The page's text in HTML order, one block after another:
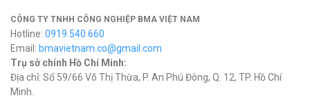
CÔNG TY TNHH CÔNG NGHIỆP BMA VIỆT NAM
Hotline: 0919.540.660
Email: bmavietnam.co@gmail.com
Trụ sở chính Hồ Chí Minh:
Địa chỉ: Số 59/66 Võ Thị Thừa, P. An Phú Đông, Q. 12, TP. Hồ Chí
Minh.